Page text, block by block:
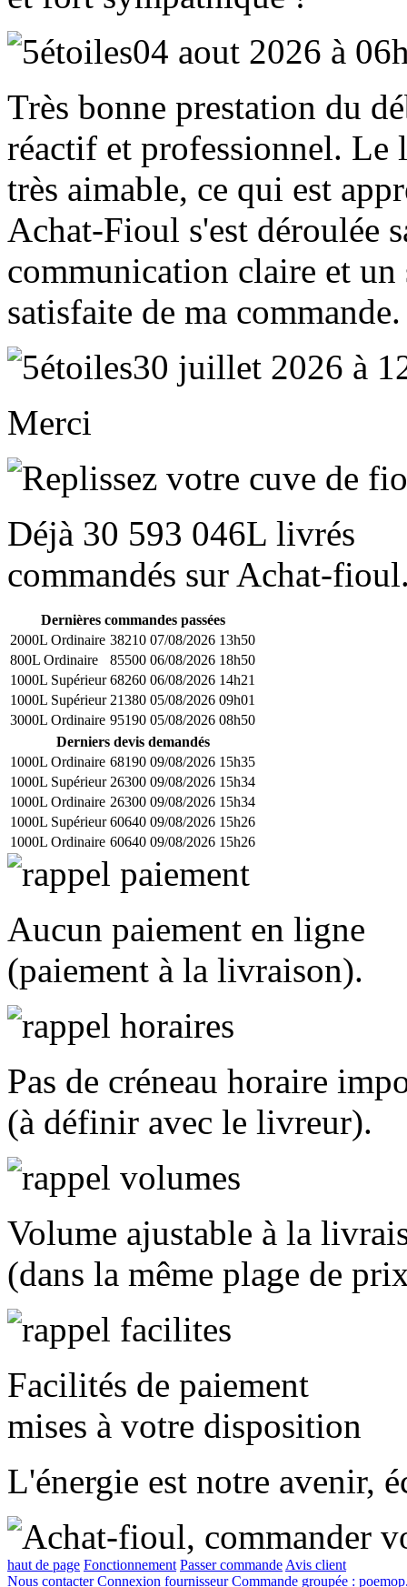
04 aout 2026 à
Très bonne prestation du
réactif et professionnel.
très aimable, ce qui est
Achat‑Fioul s'est déroulée
communication claire et
satisfaite de ma commande.
30 juillet 2026 à
Merci
Déjà 30 593 046L livrés
commandés sur Achat-
Dernières commandes passées
2000L Ordinaire 38210 07/08/2026 13h50
800L Ordinaire
85500 06/08/2026 18h50
1000L Supérieur 68260 06/08/2026 14h21
1000L Supérieur 21380 05/08/2026 09h01
3000L Ordinaire 95190 05/08/2026 08h50
Derniers devis demandés
1000L Ordinaire 68190 09/08/2026 15h35
1000L Supérieur 26300 09/08/2026 15h34
1000L Ordinaire 26300 09/08/2026 15h34
1000L Supérieur 60640 09/08/2026 15h26
1000L Ordinaire 60640 09/08/2026 15h26
Aucun paiement en ligne
(paiement à la livraison).
Pas de créneau horaire
(à définir avec le livreur).
Volume ajustable à la
(dans la même plage de
Facilités de paiement
mises à votre disposition
L'énergie est notre avenir,
haut de page Fonctionnement Passer commandeAvis client
Nous contacter Connexion fournisseur Commande groupée :